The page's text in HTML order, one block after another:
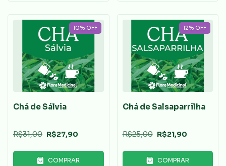
10% OFF
Chá de Sálvia
R$31,00 R$27,90
COMPRAR
12% OFF
Chá de Salsaparrilha
R$25,00 R$21,90
COMPRAR